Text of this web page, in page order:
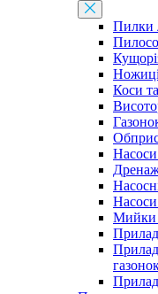
Пилки
Ножиці
Коси
Насоси
Насоси
Мийки